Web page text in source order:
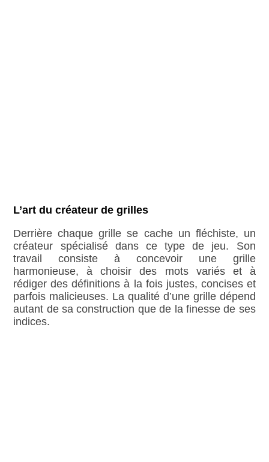
L’art du créateur de grilles
Derrière chaque grille se cache un fléchiste, un
créateur spécialisé dans ce type de jeu. Son
travail consiste à concevoir une grille
harmonieuse, à choisir des mots variés et à
rédiger des définitions à la fois justes, concises et
parfois malicieuses. La qualité d’une grille dépend
autant de sa construction que de la finesse de ses
indices.